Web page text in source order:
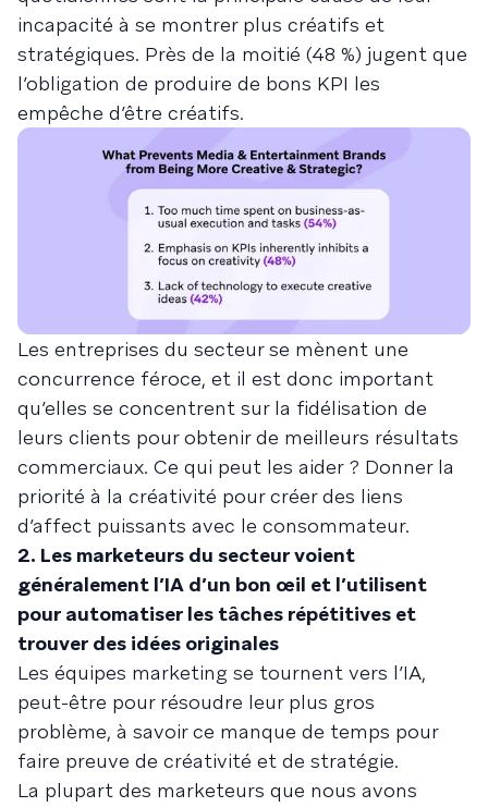
incapacité à se montrer plus créatifs et
stratégiques. Près de la moitié (48 %) jugent que
l’obligation de produire de bons KPI les
empêche d’être créatifs.
Les entreprises du secteur se mènent une
concurrence féroce, et il est donc important
qu’elles se concentrent sur la fidélisation de
leurs clients pour obtenir de meilleurs résultats
commerciaux. Ce qui peut les aider ? Donner la
priorité à la créativité pour créer des liens
d’affect puissants avec le consommateur.
2. Les marketeurs du secteur voient
généralement l’IA d’un bon œil et l’utilisent
pour automatiser les tâches répétitives et
trouver des idées originales
Les équipes marketing se tournent vers l’IA,
peut-être pour résoudre leur plus gros
problème, à savoir ce manque de temps pour
faire preuve de créativité et de stratégie.
La plupart des marketeurs que nous avons